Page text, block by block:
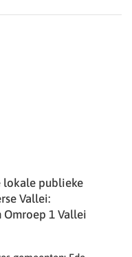
lokale publieke
Vallei:
Omroep 1 Vallei